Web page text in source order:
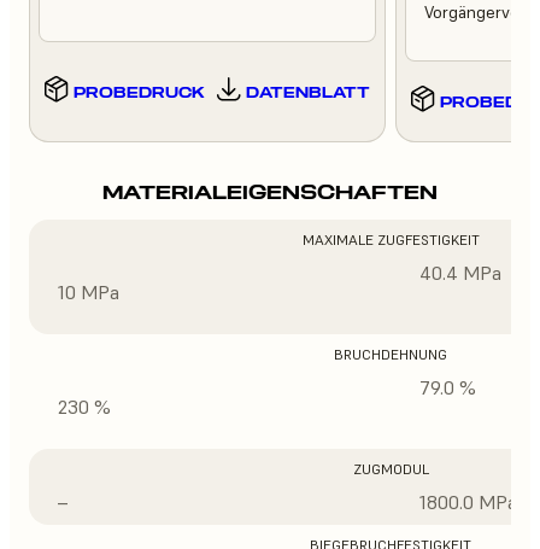
PROBEDRUCK DATENBLATT
MATERIALEIGENSCHAFTEN
MAXIMALE ZUGFESTIGKEIT
10 MPa
40.4 MPa
BRUCHDEHNUNG
230 %
79.0 %
ZUGMODUL
– 1800.0 MPa
BIEGEBRUCHFESTIGKEIT